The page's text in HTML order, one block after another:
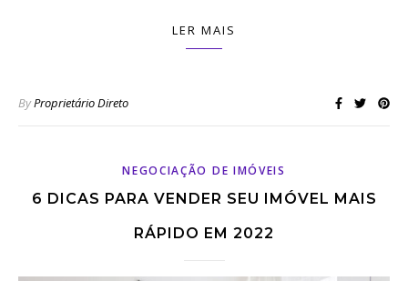
LER MAIS
ByProprietário Direto
NEGOCIAÇÃO DE IMÓVEIS
6 DICAS PARA VENDER SEU IMÓVEL MAIS
RÁPIDO EM 2022